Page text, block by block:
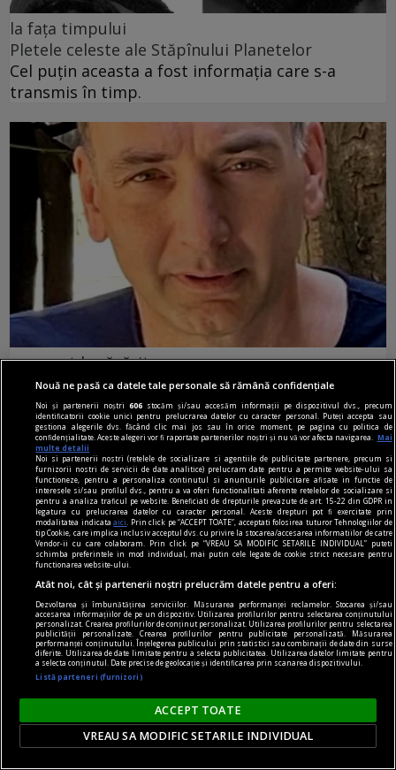
la fața timpului
Pletele celeste ale Stăpînului Planetelor
Cel puţin aceasta a fost informaţia care s-a
transmis în timp.
un sport la răsărit
Echipa națională de fotbal a României se află
acum pe locul 45 în clasamentul FIFA. E bine, e
rău? Are vreo relevanță?
Chiar, ce vă naște fluturi în stomac azi, cînd vă
gîndiți la România?
Radu NAUM
Parteneri
Nouă ne pasă ca datele tale personale să rămână confidențiale
Noi și partenerii noștri606 stocăm și/sau accesăm informații pe dispozitivul dvs., precum
identificatorii cookie unici pentru prelucrarea datelor cu caracter personal. Puteți accepta sau
gestiona alegerile dvs. făcând clic mai jos sau în orice moment, pe pagina cu politica de
confidențialitate. Aceste alegeri vor fi raportate partenerilor noștri și nu vă vor afecta navigarea.
Mai
multe detalii
Noi si partenerii nostri (retelele de socializare si agentiile de publicitate partenere, precum si
furnizorii nostri de servicii de date analitice) prelucram date pentru a permite website-ului sa
functioneze, pentru a personaliza continutul si anunturile publicitare afisate in functie de
interesele si/sau profilul dvs., pentru a va oferi functionalitati aferente retelelor de socializare si
pentru a analiza traficul pe website. Beneficiati de drepturile prevazute de art. 15-22 din GDPR in
legatura cu prelucrarea datelor cu caracter personal. Aceste drepturi pot fi exercitate prin
modalitatea indicataaici
. Prin click pe “ACCEPT TOATE”, acceptati folosirea tuturor Tehnologiilor de
tip Cookie, care implica inclusiv acceptul dvs. cu privire la stocarea/accesarea informatiilor de catre
Vendor-ii cu care colaboram. Prin click pe “VREAU SA MODIFIC SETARILE INDIVIDUAL” puteti
schimba preferintele in mod individual, mai putin cele legate de cookie strict necesare pentru
functionarea website-ului.
Atât noi, cât și partenerii noștri prelucrăm datele pentru a oferi:
Dezvoltarea și îmbunătățirea serviciilor. Măsurarea performanței reclamelor. Stocarea și/sau
accesarea informațiilor de pe un dispozitiv. Utilizarea profilurilor pentru selectarea conținutului
personalizat. Crearea profilurilor de conținut personalizat. Utilizarea profilurilor pentru selectarea
publicității personalizate. Crearea profilurilor pentru publicitate personalizată. Măsurarea
performanței conținutului. Înțelegerea publicului prin statistici sau combinații de date din surse
diferite. Utilizarea de date limitate pentru a selecta publicitatea. Utilizarea datelor limitate pentru
a selecta conținutul. Date precise de geolocație și identificarea prin scanarea dispozitivului.
Listă parteneri (furnizori)
ACCEPT TOATE
VREAU SA MODIFIC SETARILE INDIVIDUAL